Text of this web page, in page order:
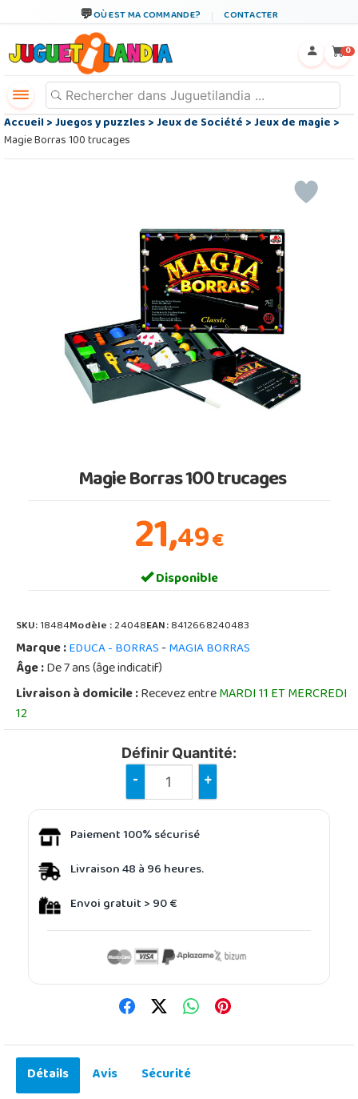
OÙ EST MA COMMANDE? CONTACTER
0
Accueil>Juegos y puzzles>Jeux de Société>Jeux de magie>
Magie Borras 100 trucages
Magie Borras 100 trucages
21,49€
Disponible
SKU:18484Modèle :24048EAN:8412668240483
Marque :EDUCA - BORRAS-MAGIA BORRAS
Âge :De 7 ans (âge indicatif)
Livraison à domicile :Recevez entreMARDI 11 ET MERCREDI
12
Définir Quantité:
- +
Paiement 100% sécurisé
Livraison 48 à 96 heures.
Envoi gratuit > 90 €
Détails Avis
Sécurité